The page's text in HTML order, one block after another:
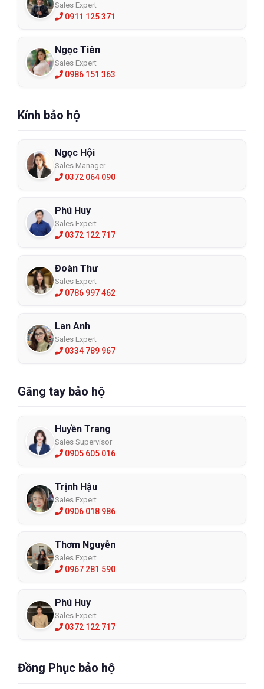
Sales Expert
0911 125 371
Ngọc Tiên
Sales Expert
0986 151 363
Kính bảo hộ
Ngọc Hội
Sales Manager
0372 064 090
Phú Huy
Sales Expert
0372 122 717
Đoàn Thư
Sales Expert
0786 997 462
Lan Anh
Sales Expert
0334 789 967
Găng tay bảo hộ
Huyền Trang
Sales Supervisor
0905 605 016
Trịnh Hậu
Sales Expert
0906 018 986
Thơm Nguyễn
Sales Expert
0967 281 590
Phú Huy
Sales Expert
0372 122 717
Đồng Phục bảo hộ